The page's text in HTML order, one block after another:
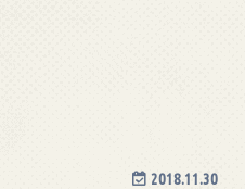
2018.11.30